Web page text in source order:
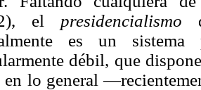
el presidencialismo
es un
débil, que
en lo general